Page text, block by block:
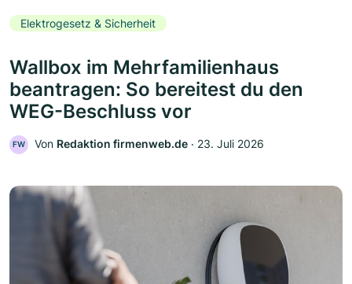
Elektrogesetz & Sicherheit
Wallbox im Mehrfamilienhaus
beantragen: So bereitest du den
WEG-Beschluss vor
FW Von Redaktion firmenweb.de ‧ 23. Juli 2026